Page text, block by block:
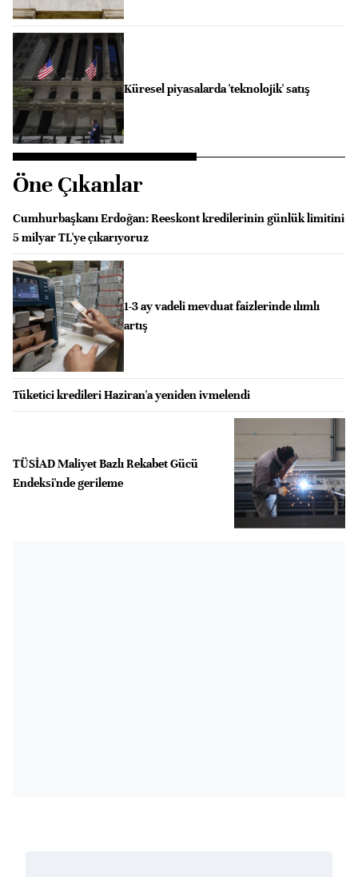
Küresel piyasalarda 'teknolojik' satış
Öne Çıkanlar
Cumhurbaşkanı Erdoğan: Reeskont kredilerinin günlük limitini
5 milyar TL'ye çıkarıyoruz
1-3 ay vadeli mevduat faizlerinde ılımlı
artış
Tüketici kredileri Haziran'a yeniden ivmelendi
TÜSİAD Maliyet Bazlı Rekabet Gücü
Endeksi'nde gerileme